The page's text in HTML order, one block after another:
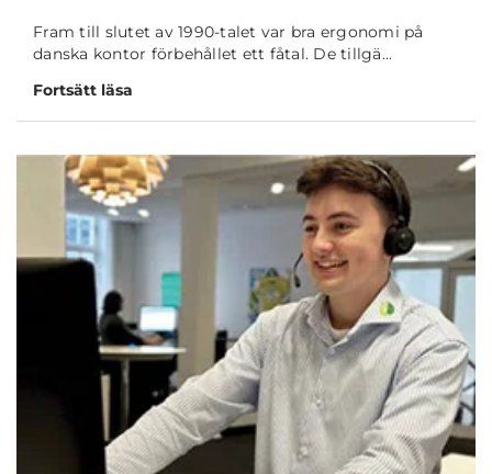
Fram till slutet av 1990-talet var bra ergonomi på
danska kontor förbehållet ett fåtal. De tillgä...
Fortsätt läsa